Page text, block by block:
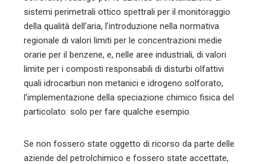
sistemi perimetrali ottico spettrali per il monitoraggio
della qualità dell’aria, l’introduzione nella normativa
regionale di valori limiti per le concentrazioni medie
orarie per il benzene, e, nelle aree industriali, di valori
limite per i composti responsabili di disturbi olfattivi
quali idrocarburi non metanici e idrogeno solforato,
l’implementazione della speciazione chimico fisica del
particolato: solo per fare qualche esempio.
Se non fossero state oggetto di ricorso da parte delle
aziende del petrolchimico e fossero state accettate,